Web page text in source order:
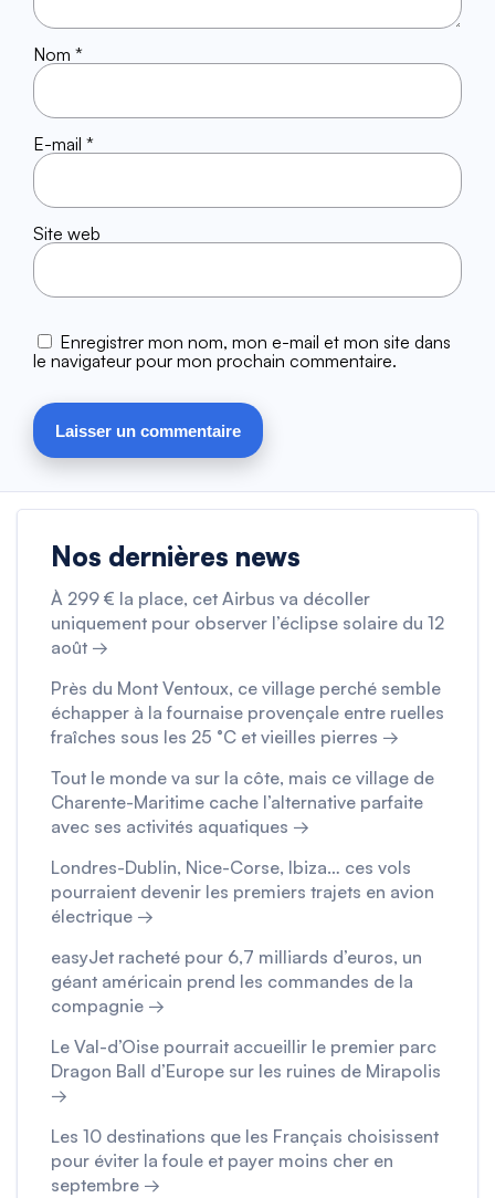
Nom *
E-mail *
Site web
Enregistrer mon nom, mon e-mail et mon site dans
le navigateur pour mon prochain commentaire.
Nos dernières news
À 299 € la place, cet Airbus va décoller
uniquement pour observer l’éclipse solaire du 12
août →
Près du Mont Ventoux, ce village perché semble
échapper à la fournaise provençale entre ruelles
fraîches sous les 25 °C et vieilles pierres →
Tout le monde va sur la côte, mais ce village de
Charente-Maritime cache l’alternative parfaite
avec ses activités aquatiques →
Londres-Dublin, Nice-Corse, Ibiza… ces vols
pourraient devenir les premiers trajets en avion
électrique →
easyJet racheté pour 6,7 milliards d’euros, un
géant américain prend les commandes de la
compagnie →
Le Val-d’Oise pourrait accueillir le premier parc
Dragon Ball d’Europe sur les ruines de Mirapolis
→
Les 10 destinations que les Français choisissent
pour éviter la foule et payer moins cher en
septembre →